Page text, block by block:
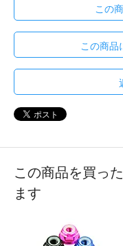
この
この商品
この商品を買っ
ます